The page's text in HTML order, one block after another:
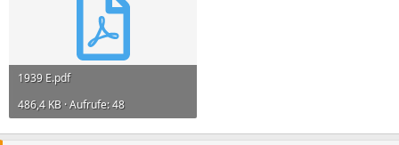
1939 E.pdf
486,4 KB · Aufrufe: 48